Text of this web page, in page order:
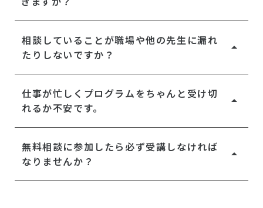
問わずご利用いただいております。
に関わらず、現在の悩みやモヤモヤを解消した
上で今後のアクションプランを定めていきま
す。先生の仕事を前向きに続ける、あるいは副
業や独立などの転職以外の選択肢を模索するな
ど、１人１人のご状況に合わせてご支援してい
ます。
相談していることが職場や他の先生に漏れ
たりしないですか？
arrow_drop_up
三者に漏れることがないよう秘匿されますの
で、安心してお話いただけます。
仕事が忙しくプログラムをちゃんと受け切
れるか不安です。
arrow_drop_up
わせてすべて個別に調整します。また夜間や休
日も対応可能ですので、ぜひご相談ください。
無料相談に参加したら必ず受講しなければ
なりませんか？
arrow_drop_up